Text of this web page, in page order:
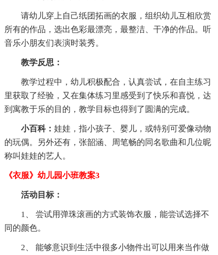
请幼儿穿上自己纸团拓画的衣服，组织幼儿互相欣赏
所有的作品，选出色彩最漂亮，最整洁、干净的作品。听
音乐小朋友们表演时装秀。
教学反思：
教学过程中，幼儿积极配合，认真尝试，在自主练习
里获取了经验，又在集体练习里感受到了快乐和喜悦，达
到寓教于乐的目的，教学目标也得到了圆满的完成。
小百科： 娃娃，指小孩子、婴儿，或特别可爱像动物
的玩偶。另外还有，张韶涵、周笔畅的同名歌曲和几位昵
称叫娃娃的艺人。
《衣服》幼儿园小班教案3
活动目标：
1、 尝试用弹珠滚画的方式装饰衣服，能尝试选择不
同的颜色。
2、 能够意识到生活中很多小物件出可以用来当作做